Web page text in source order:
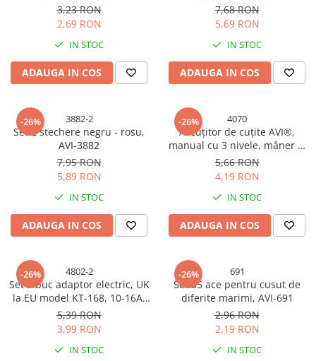
Insecticide & capcane
Noptiere
Pet shop
Zgarzi, lese si hamuri
Produse ingrijire incaltaminte si
Accesorii baterii sanitare
Accesorii chiuvete
Baterii sanitare cu incalzire instant
Robineti
Sisteme filtrare instalatii
Termometre Meteo
Gradina - Gradinarit
3,23 RON
2,69 RON
IN STOC
ADAUGA IN COS
7,68 RON
5,69 RON
IN STOC
ADAUGA IN COS
-26% 3882-2
Set 2 stechere negru - rosu,
AVI-3882
7,95 RON
5,89 RON
IN STOC
ADAUGA IN COS
-26% 4070
Ascuțitor de cuțite AVI®,
manual cu 3 nivele, mâner și
bază antialunecare,
negru/roșu, AVI-4070
5,66 RON
4,19 RON
IN STOC
ADAUGA IN COS
-26% 4802-2
Set 2 buc adaptor electric, UK
la EU model KT-168, 10-16A,
AVI-4802
5,39 RON
3,99 RON
IN STOC
-26% 691
Set 55 ace pentru cusut de
diferite marimi, AVI-691
2,96 RON
2,19 RON
IN STOC